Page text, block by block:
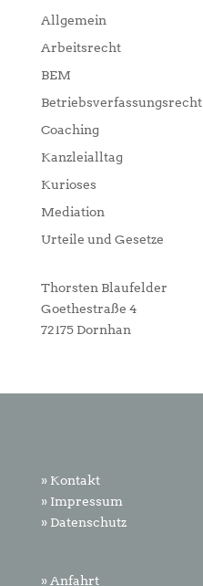
Allgemein
Arbeitsrecht
BEM
Betriebsverfassungsrecht
Coaching
Kanzleialltag
Kurioses
Mediation
Urteile und Gesetze
Thorsten Blaufelder
Goethestraße 4
72175 Dornhan
» Kontakt
» Impressum
» Datenschutz
» Anfahrt